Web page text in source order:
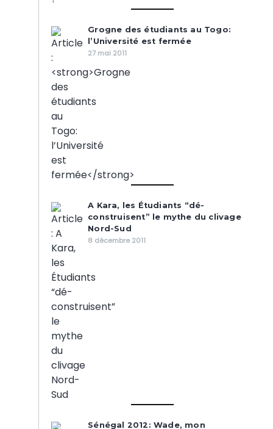
Grogne des étudiants au Togo:
l’Université est fermée
27 mai 2011
A Kara, les Étudiants “dé-
construisent” le mythe du clivage
Nord-Sud
8 décembre 2011
Sénégal 2012: Wade, mon